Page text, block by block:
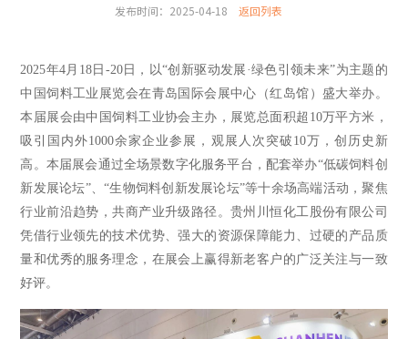
发布时间：2025-04-18 返回列表
2025年4月18日-20日，以“创新驱动发展·绿色引领未来”为主题的
中国饲料工业展览会在青岛国际会展中心（红岛馆）盛大举办。
本届展会由中国饲料工业协会主办，展览总面积超10万平方米，
吸引国内外1000余家企业参展，观展人次突破10万，创历史新
高。 本届展会通过全场景数字化服务平台，配套举办“低碳饲料创
新发展论坛”、“生物饲料创新发展论坛”等十余场高端活动，聚焦
行业前沿趋势，共商产业升级路径。贵州川恒化工股份有限公司
凭借行业领先的技术优势、强大的资源保障能力、过硬的产品质
量和优秀的服务理念，在展会上赢得新老客户的广泛关注与一致
好评。